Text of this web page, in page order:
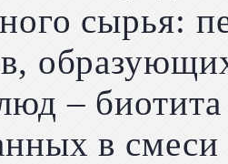
сырья:
–
в